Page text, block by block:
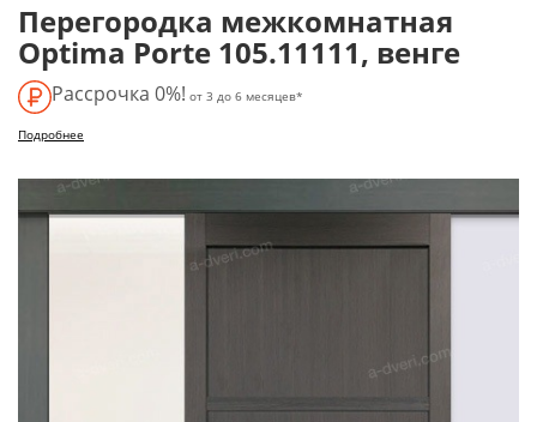
Перегородка межкомнатная
Optima Porte 105.11111, венге
Рассрочка 0%! от 3 до 6 месяцев*
Подробнее